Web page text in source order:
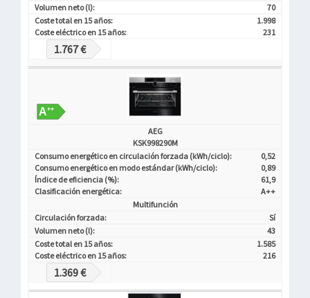
Volumen neto (l):
70
Coste total en 15 años:
1.998
Coste eléctrico en 15 años:
231
1.767 €
AEG
KSK998290M
Consumo energético en circulación forzada (kWh/ciclo):
0,52
Consumo energético en modo estándar (kWh/ciclo):
0,89
Índice de eficiencia (%):
61,9
Clasificación energética:
A++
Multifunción
Circulación forzada:
Sí
Volumen neto (l):
43
Coste total en 15 años:
1.585
Coste eléctrico en 15 años:
216
1.369 €